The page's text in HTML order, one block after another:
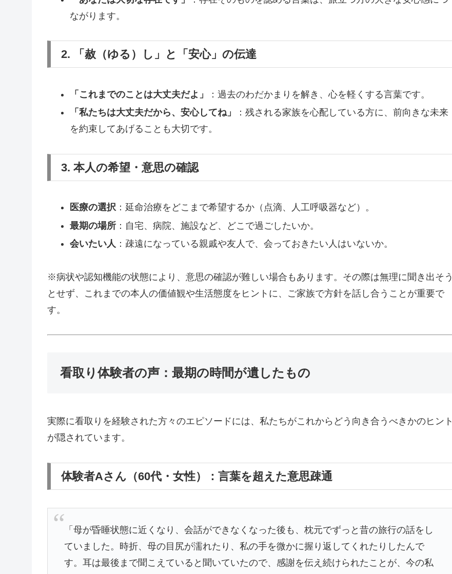
ながります。
2. 「赦（ゆる）し」と「安心」の伝達
「これまでのことは大丈夫だよ」
：過去のわだかまりを解き、心を軽くする言葉です。
「私たちは大丈夫だから、安心してね」
：残される家族を心配している方に、前向きな未来
を約束してあげることも大切です。
3. 本人の希望・意思の確認
医療の選択：延命治療をどこまで希望するか（点滴、人工呼吸器など）。
最期の場所：自宅、病院、施設など、どこで過ごしたいか。
会いたい人 ：疎遠になっている親戚や友人で、会っておきたい人はいないか。
※病状や認知機能の状態により、意思の確認が難しい場合もあります。その際は無理に聞き出そう
とせず、これまでの本人の価値観や生活態度をヒントに、ご家族で方針を話し合うことが重要で
す。
看取り体験者の声：最期の時間が遺したもの
実際に看取りを経験された方々のエピソードには、私たちがこれからどう向き合うべきかのヒント
が隠されています。
体験者Aさん（60代・女性）：言葉を超えた意思疎通
「母が昏睡状態に近くなり、会話ができなくなった後も、枕元でずっと昔の旅行の話をし
ていました。時折、母の目尻が濡れたり、私の手を微かに握り返してくれたりしたんで
す。耳は最後まで聞こえていると聞いていたので、感謝を伝え続けられたことが、今の私